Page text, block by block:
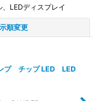
LEDディスプレイ
順変更
プ チップ LED LED